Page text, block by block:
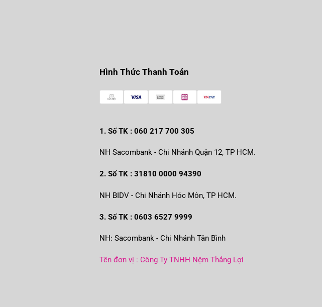
Hình Thức Thanh Toán
1. Số TK : 060 217 700 305
NH Sacombank - Chi Nhánh Quận 12, TP HCM.
2. Số TK : 31810 0000 94390
NH BIDV - Chi Nhánh Hóc Môn, TP HCM.
3. Số TK : 0603 6527 9999
NH: Sacombank - Chi Nhánh Tân Bình
Tên đơn vị : Công Ty TNHH Nệm Thắng Lợi